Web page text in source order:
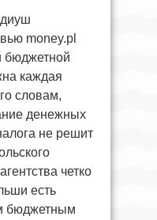
money.pl
бюджетной
каждая
словам,
денежных
не решит
четко
есть
бюджетным